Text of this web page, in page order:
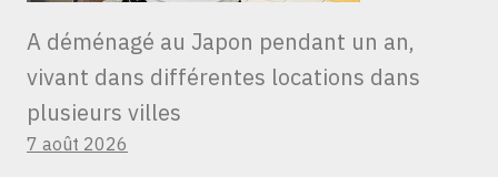
A déménagé au Japon pendant un an,
vivant dans différentes locations dans
plusieurs villes
7 août 2026